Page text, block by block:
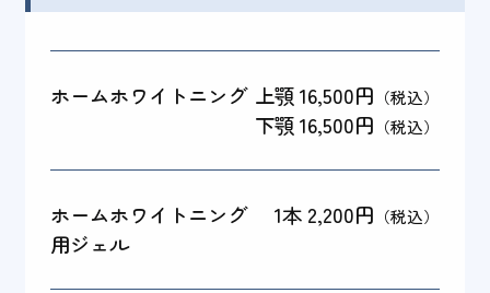
ホームホワイトニング 上顎 16,500円 （税込）
下顎 16,500円 （税込）
ホームホワイトニング
用ジェル
1本 2,200円 （税込）